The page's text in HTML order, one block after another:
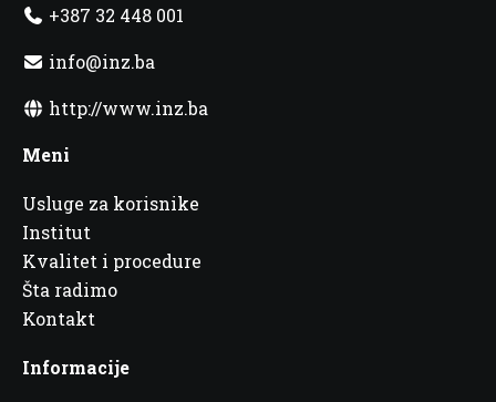
+387 32 448 001
info@inz.ba
http://www.inz.ba
Meni
Usluge za korisnike
Institut
Kvalitet i procedure
Šta radimo
Kontakt
Informacije